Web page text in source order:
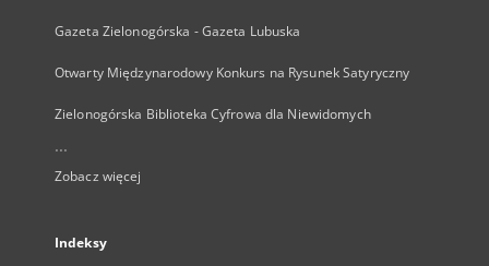
Gazeta Zielonogórska - Gazeta Lubuska
Otwarty Międzynarodowy Konkurs na Rysunek Satyryczny
Zielonogórska Biblioteka Cyfrowa dla Niewidomych
...
Zobacz więcej
Indeksy